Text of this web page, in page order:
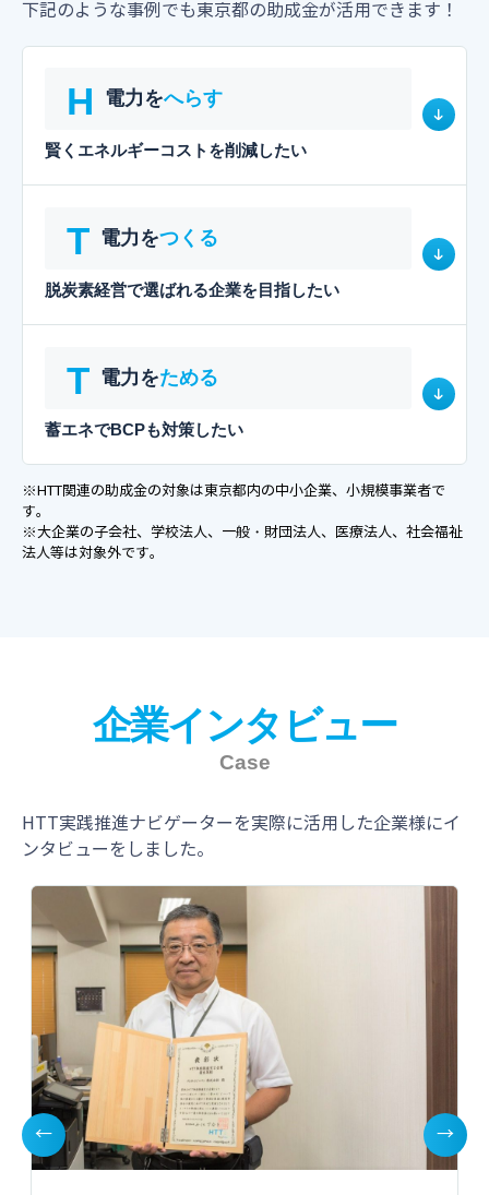
下記のような事例でも東京都の助成金が活用できます！
H 電力をへらす
賢くエネルギーコストを削減したい
T 電力をつくる
脱炭素経営で選ばれる企業を目指したい
T 電力をためる
蓄エネでBCPも対策したい
※HTT関連の助成金の対象は東京都内の中小企業、小規模事業者で
す。
※大企業の子会社、学校法人、一般・財団法人、医療法人、社会福祉
法人等は対象外です。
企業インタビュー
Case
HTT実践推進ナビゲーターを実際に活用した企業様にイ
ンタビューをしました。
← →